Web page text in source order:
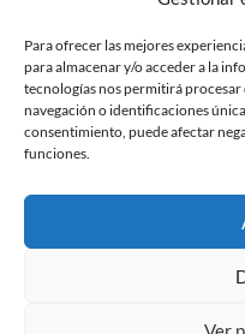
Para ofrecer las mejores
para almacenar y/o acceder a la
tecnologías nos permitirá
navegación o identificaciones
consentimiento, puede afectar
funciones.
© 1998 - 2026